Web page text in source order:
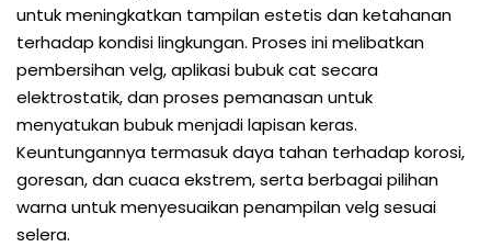
untuk meningkatkan tampilan estetis dan ketahanan
terhadap kondisi lingkungan. Proses ini melibatkan
pembersihan velg, aplikasi bubuk cat secara
elektrostatik, dan proses pemanasan untuk
menyatukan bubuk menjadi lapisan keras.
Keuntungannya termasuk daya tahan terhadap korosi,
goresan, dan cuaca ekstrem, serta berbagai pilihan
warna untuk menyesuaikan penampilan velg sesuai
selera.